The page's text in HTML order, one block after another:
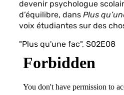
devenir psychologue
d’équilibre, dans Plus
voix étudiantes sur des
"Plus qu'une fac", S02E08